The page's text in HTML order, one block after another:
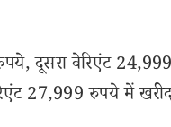
दूसरा वेरिएंट
27,999 रुपये में